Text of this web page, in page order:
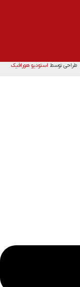
طراحی توسط استودیو هورافیک